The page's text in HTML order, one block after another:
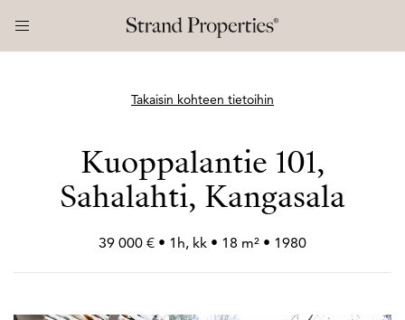
Takaisin kohteen tietoihin
Kuoppalantie 101,
Sahalahti, Kangasala
39 000 € • 1h, kk • 18 m² • 1980